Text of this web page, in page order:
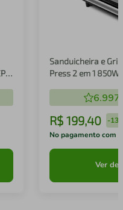
Sanduicheira e
Press 2 em 1 850W
6.997
R$ 199,40 -
No pagamento com
Ver